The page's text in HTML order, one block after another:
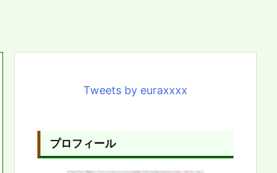
Tweets by euraxxxx
プロフィール